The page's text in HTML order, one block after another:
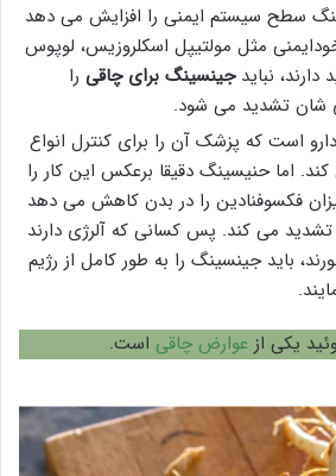
سطح سیستم ایمنی را افزایش می دهد
مثل مولتیپل اسکلروزیس، لوپوس
دارند، نبایدجینسینگ برای چاقی را
شان تشدید می شود.
است که پزشک آن را برای کنترل انواع
اما حنیسینگ دقیقا برعکس این کار را
فکسوفنادین را در بدن کاهش می دهد
تشدید می کند. پس کسانی که آلرژی دارند
باید جینسینگ را به طور کامل از رژیم
یکی از عوارض چاقی است.